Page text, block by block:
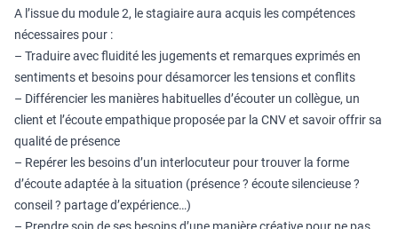
A l’issue du module 2, le stagiaire aura acquis les compétences
nécessaires pour :
– Traduire avec fluidité les jugements et remarques exprimés en
sentiments et besoins pour désamorcer les tensions et conflits
– Différencier les manières habituelles d’écouter un collègue, un
client et l’écoute empathique proposée par la CNV et savoir offrir sa
qualité de présence
– Repérer les besoins d’un interlocuteur pour trouver la forme
d’écoute adaptée à la situation (présence ? écoute silencieuse ?
conseil ? partage d’expérience…)